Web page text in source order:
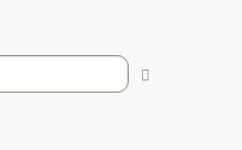
Keresés